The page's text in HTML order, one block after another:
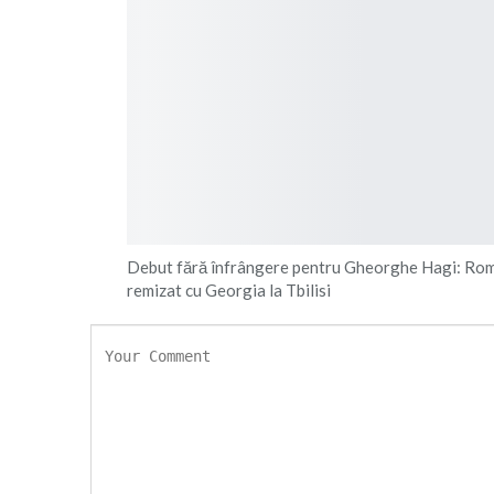
Debut fără înfrângere pentru Gheorghe Hagi:
remizat cu Georgia la Tbilisi